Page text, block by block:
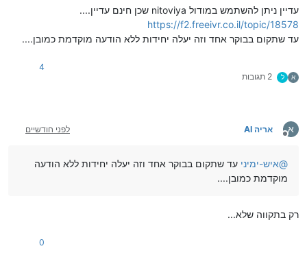
עדיין ניתן להשתמש במודול nitoviya שכן חינם עדיין....
https://f2.freeivr.co.il/topic/18578
עד שתקום בבוקר אחד וזה יעלה יחידות ללא הודעה מוקדמת כמובן....
א ל 2 תגובות
4
א
מנותק
אריה AI לפני חודשיים
@איש-ימיני עד שתקום בבוקר אחד וזה יעלה יחידות ללא הודעה
מוקדמת כמובן....
רק בתקווה שלא...
0